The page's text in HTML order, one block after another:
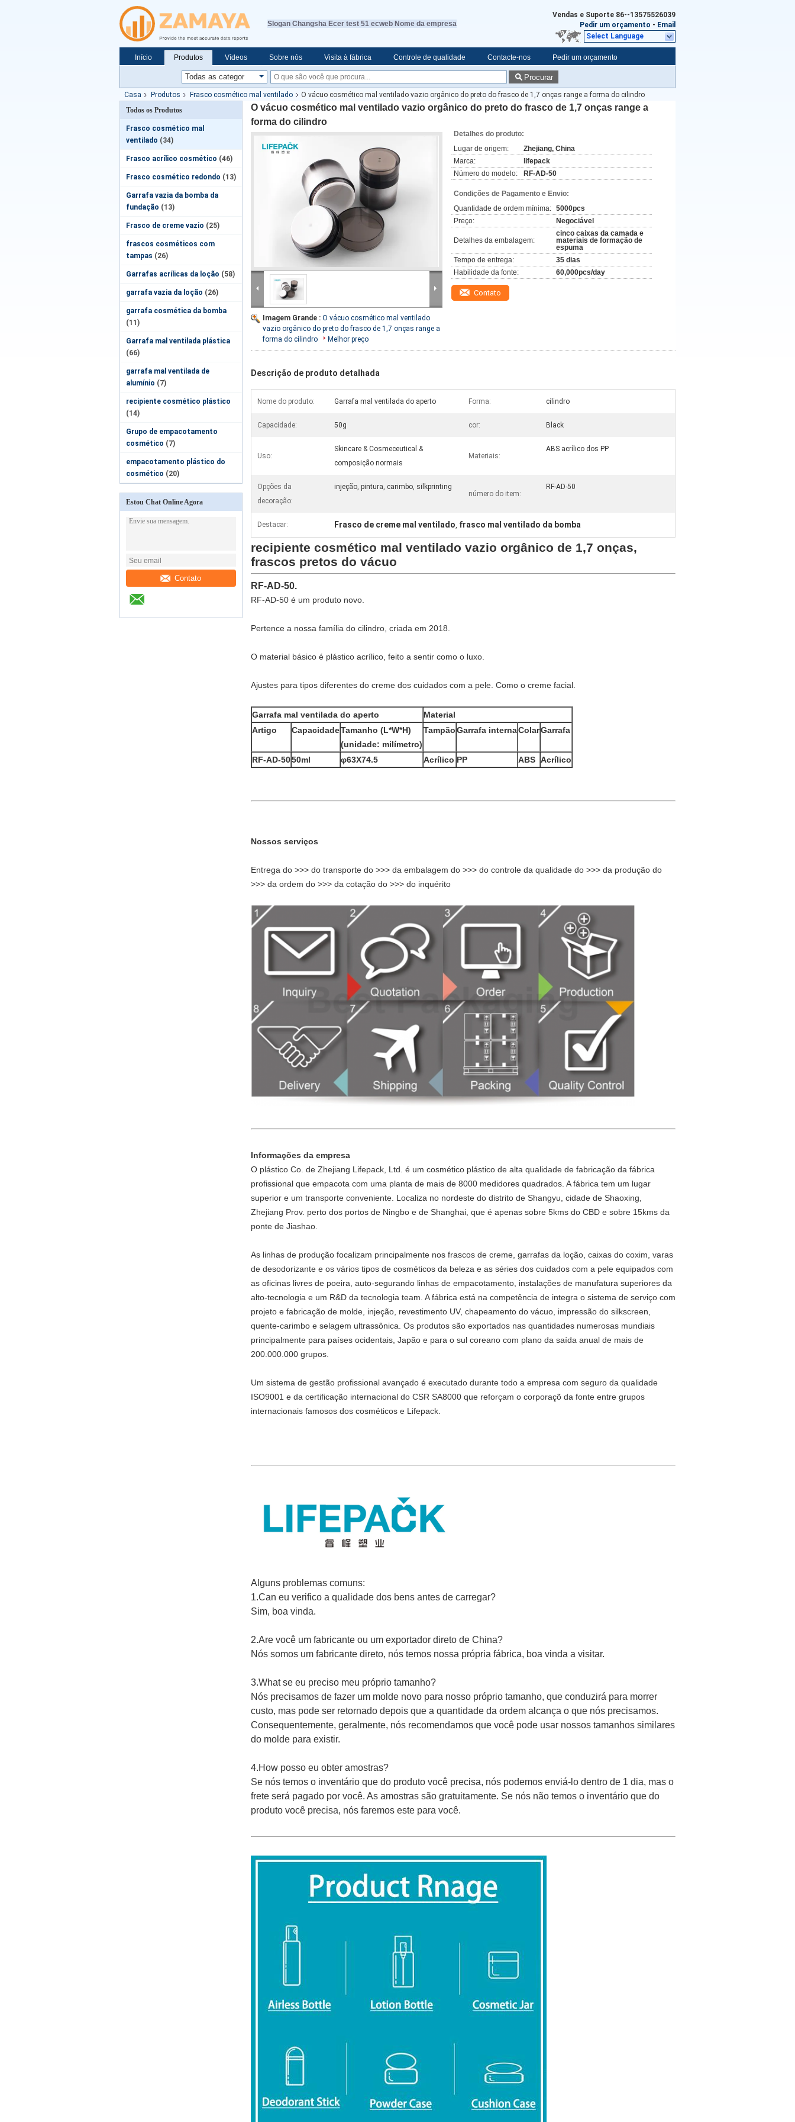
Slogan Changsha Ecer test 51 ecweb Nome da empresa
Vendas e Suporte 86--13575526039
Pedir um orçamento - Email
Select Language
Início Produtos Vídeos Sobre nós Visita à fábrica Controle de qualidade Contacte-nos Pedir um orçamento
Procurar
Casa Produtos Frasco cosmético mal ventilado
O vácuo cosmético mal ventilado vazio orgânico do preto do frasco de 1,7 onças range a forma do cilindro
Todos os Produtos
Frasco cosmético mal
ventilado (34)
Frasco acrílico cosmético (46)
Frasco cosmético redondo (13)
Garrafa vazia da bomba da
fundação (13)
Frasco de creme vazio (25)
frascos cosméticos com
tampas (26)
Garrafas acrílicas da loção (58)
garrafa vazia da loção (26)
garrafa cosmética da bomba
(11)
Garrafa mal ventilada plástica
(66)
garrafa mal ventilada de
alumínio (7)
recipiente cosmético plástico
(14)
Grupo de empacotamento
cosmético (7)
empacotamento plástico do
cosmético (20)
Estou Chat Online Agora
Contato
O vácuo cosmético mal ventilado vazio orgânico do preto do frasco de 1,7 onças range a
forma do cilindro
Imagem Grande : O vácuo cosmético mal ventilado
vazio orgânico do preto do frasco de 1,7 onças range a
forma do cilindro
Melhor preço
Detalhes do produto:
Lugar de origem:
Zhejiang, China
Marca:
lifepack
Número do modelo:
RF-AD-50
Condições de Pagamento e Envio:
Quantidade de ordem mínima: 5000pcs
Preço:
Negociável
Detalhes da embalagem:
cinco caixas da camada e
materiais de formação de
espuma
Tempo de entrega:
35 dias
Habilidade da fonte:
60,000pcs/day
Contato
Descrição de produto detalhada
Nome do produto: Garrafa mal ventilada do aperto Forma: cilindro
Capacidade: 50g cor: Black
Uso:
Skincare & Cosmeceutical &
composição normais
Materiais:
ABS acrílico dos PP
Opções da
decoração:
injeção, pintura, carimbo, silkprinting
número do item:
RF-AD-50
Destacar: Frasco de creme mal ventilado, frasco mal ventilado da bomba
recipiente cosmético mal ventilado vazio orgânico de 1,7 onças,
frascos pretos do vácuo
RF-AD-50.
RF-AD-50 é um produto novo.
Pertence a nossa família do cilindro, criada em 2018.
O material básico é plástico acrílico, feito a sentir como o luxo.
Ajustes para tipos diferentes do creme dos cuidados com a pele. Como o creme facial.
Garrafa mal ventilada do aperto
Material
Artigo
CapacidadeTamanho (L*W*H)
(unidade: milímetro)
TampãoGarrafa internaColarGarrafa
RF-AD-5050ml φ63X74.5 Acrílico PP ABS Acrílico
Nossos serviços
Entrega do >>> do transporte do >>> da embalagem do >>> do controle da qualidade do >>> da produção do
>>> da ordem do >>> da cotação do >>> do inquérito
Informações da empresa
O plástico Co. de Zhejiang Lifepack, Ltd. é um cosmético plástico de alta qualidade de fabricação da fábrica
profissional que empacota com uma planta de mais de 8000 medidores quadrados. A fábrica tem um lugar
superior e um transporte conveniente. Localiza no nordeste do distrito de Shangyu, cidade de Shaoxing,
Zhejiang Prov. perto dos portos de Ningbo e de Shanghai, que é apenas sobre 5kms do CBD e sobre 15kms da
ponte de Jiashao.
As linhas de produção focalizam principalmente nos frascos de creme, garrafas da loção, caixas do coxim, varas
de desodorizante e os vários tipos de cosméticos da beleza e as séries dos cuidados com a pele equipados com
as oficinas livres de poeira, auto-segurando linhas de empacotamento, instalações de manufatura superiores da
alto-tecnologia e um R&D da tecnologia team. A fábrica está na competência de integra o sistema de serviço com
projeto e fabricação de molde, injeção, revestimento UV, chapeamento do vácuo, impressão do silkscreen,
quente-carimbo e selagem ultrassônica. Os produtos são exportados nas quantidades numerosas mundiais
principalmente para países ocidentais, Japão e para o sul coreano com plano da saída anual de mais de
200.000.000 grupos.
Um sistema de gestão profissional avançado é executado durante todo a empresa com seguro da qualidade
ISO9001 e da certificação internacional do CSR SA8000 que reforçam o corporaçõ da fonte entre grupos
internacionais famosos dos cosméticos e Lifepack.
Alguns problemas comuns:
1.Can eu verifico a qualidade dos bens antes de carregar?
Sim, boa vinda.
2.Are você um fabricante ou um exportador direto de China?
Nós somos um fabricante direto, nós temos nossa própria fábrica, boa vinda a visitar.
3.What se eu preciso meu próprio tamanho?
Nós precisamos de fazer um molde novo para nosso próprio tamanho, que conduzirá para morrer
custo, mas pode ser retornado depois que a quantidade da ordem alcança o que nós precisamos.
Consequentemente, geralmente, nós recomendamos que você pode usar nossos tamanhos similares
do molde para existir.
4.How posso eu obter amostras?
Se nós temos o inventário que do produto você precisa, nós podemos enviá-lo dentro de 1 dia, mas o
frete será pagado por você. As amostras são gratuitamente. Se nós não temos o inventário que do
produto você precisa, nós faremos este para você.